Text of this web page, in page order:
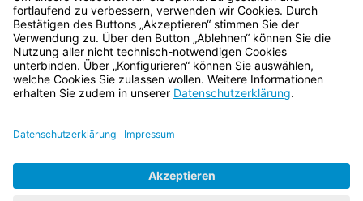
Art. 38 Vollstreckbarer Titel
Bayern.de
BayernPortal
Impressum